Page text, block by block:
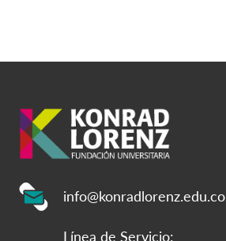
info@konradlorenz.edu.co
Línea de Servicio: